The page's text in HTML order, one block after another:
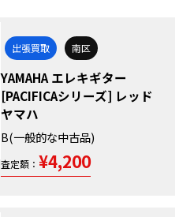
出張買取 南区
YAMAHA エレキギター
[PACIFICAシリーズ] レッド
ヤマハ
B(一般的な中古品)
査定額： ¥4,200